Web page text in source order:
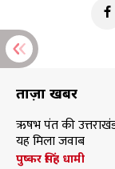
ताज़ा खबरें
ऋषभ पंत की
यह मिला जवाब
पुष्कर सिंह धामी